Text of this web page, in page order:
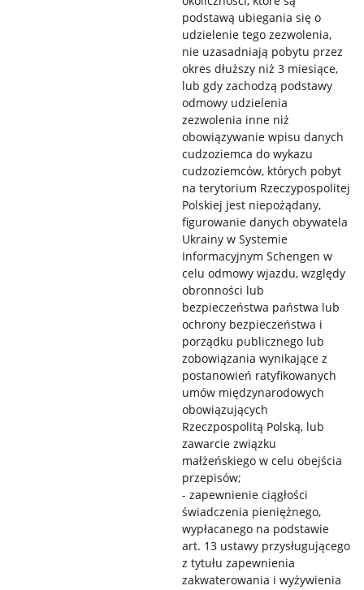
podstawą ubiegania się o
udzielenie tego zezwolenia,
nie uzasadniają pobytu przez
okres dłuższy niż 3 miesiące,
lub gdy zachodzą podstawy
odmowy udzielenia
zezwolenia inne niż
obowiązywanie wpisu danych
cudzoziemca do wykazu
cudzoziemców, których pobyt
na terytorium Rzeczypospolitej
Polskiej jest niepożądany,
figurowanie danych obywatela
Ukrainy w Systemie
Informacyjnym Schengen w
celu odmowy wjazdu, względy
obronności lub
bezpieczeństwa państwa lub
ochrony bezpieczeństwa i
porządku publicznego lub
zobowiązania wynikające z
postanowień ratyfikowanych
umów międzynarodowych
obowiązujących
Rzeczpospolitą Polską, lub
zawarcie związku
małżeńskiego w celu obejścia
przepisów;
- zapewnienie ciągłości
świadczenia pieniężnego,
wypłacanego na podstawie
art. 13 ustawy przysługującego
z tytułu zapewnienia
zakwaterowania i wyżywienia